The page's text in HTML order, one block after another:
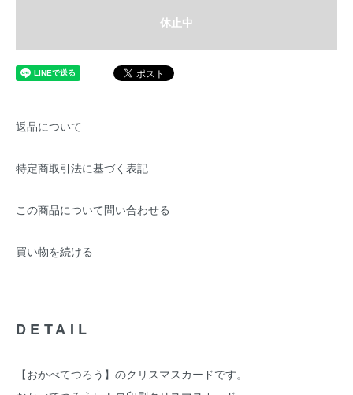
休止中
返品について
特定商取引法に基づく表記
この商品について問い合わせる
買い物を続ける
DETAIL
【おかべてつろう】のクリスマスカードです。